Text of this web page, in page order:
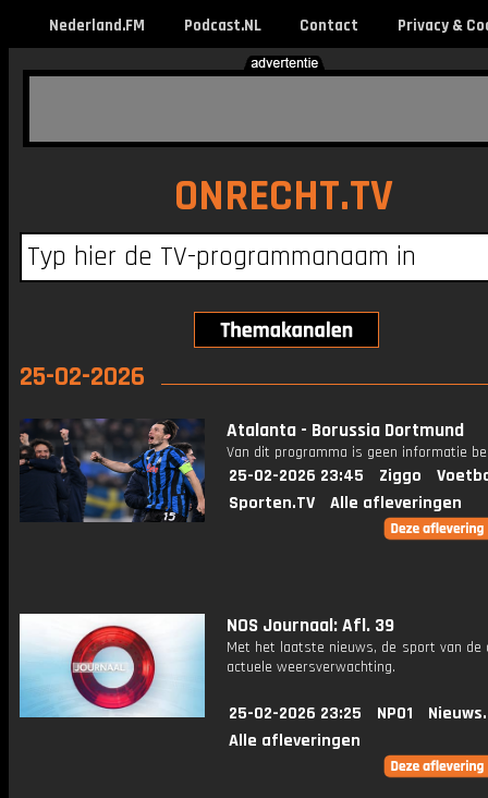
Nederland.FM Podcast.NL Contact Privacy &
ONRECHT.TV
25-02-2026
Atalanta - Borussia Dortmund
Van dit programma is geen informatie
25-02-2026 23:45 Ziggo
Sporten.TV
Alle afleveringen
NOS Journaal: Afl. 39
Met het laatste nieuws, de sport van de
actuele weersverwachting.
25-02-2026 23:25 NPO1
Alle afleveringen